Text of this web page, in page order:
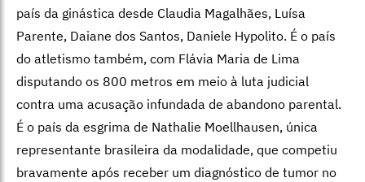
país da ginástica desde Claudia Magalhães, Luísa
Parente, Daiane dos Santos, Daniele Hypolito. É o país
do atletismo também, com Flávia Maria de Lima
disputando os 800 metros em meio à luta judicial
contra uma acusação infundada de abandono parental.
É o país da esgrima de Nathalie Moellhausen, única
representante brasileira da modalidade, que competiu
bravamente após receber um diagnóstico de tumor no